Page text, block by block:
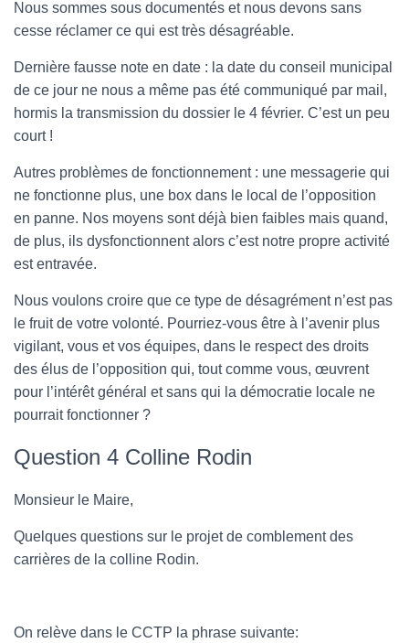
Nous sommes sous documentés et nous devons sans
cesse réclamer ce qui est très désagréable.
Dernière fausse note en date : la date du conseil municipal
de ce jour ne nous a même pas été communiqué par mail,
hormis la transmission du dossier le 4 février. C’est un peu
court !
Autres problèmes de fonctionnement : une messagerie qui
ne fonctionne plus, une box dans le local de l’opposition
en panne. Nos moyens sont déjà bien faibles mais quand,
de plus, ils dysfonctionnent alors c’est notre propre activité
est entravée.
Nous voulons croire que ce type de désagrément n’est pas
le fruit de votre volonté. Pourriez-vous être à l’avenir plus
vigilant, vous et vos équipes, dans le respect des droits
des élus de l’opposition qui, tout comme vous, œuvrent
pour l’intérêt général et sans qui la démocratie locale ne
pourrait fonctionner ?
Question 4 Colline Rodin
Monsieur le Maire,
Quelques questions sur le projet de comblement des
carrières de la colline Rodin.
On relève dans le CCTP la phrase suivante: